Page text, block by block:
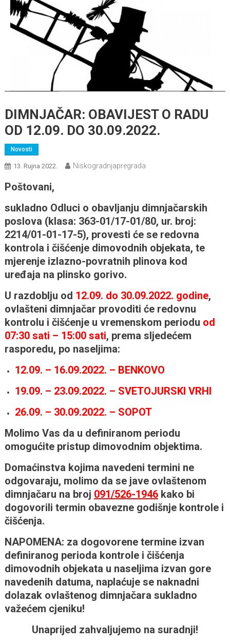
DIMNJAČAR: OBAVIJEST O RADU
OD 12.09. DO 30.09.2022.
Novosti
13. Rujna 2022. Niskogradnjapregrada
Poštovani,
sukladno Odluci o obavljanju dimnjačarskih
poslova (klasa: 363-01/17-01/80, ur. broj:
2214/01-01-17-5), provesti će se redovna
kontrola i čišćenje dimovodnih objekata, te
mjerenje izlazno-povratnih plinova kod
uređaja na plinsko gorivo.
U razdoblju od 12.09. do 30.09.2022. godine,
ovlašteni dimnjačar provoditi će redovnu
kontrolu i čišćenje u vremenskom periodu od
07:30 sati – 15:00 sati, prema sljedećem
rasporedu, po naseljima:
12.09. – 16.09.2022. – BENKOVO
19.09. – 23.09.2022. – SVETOJURSKI VRHI
26.09. – 30.09.2022. – SOPOT
Molimo Vas da u definiranom periodu
omogućite pristup dimovodnim objektima.
Domaćinstva kojima navedeni termini ne
odgovaraju, molimo da se jave ovlaštenom
dimnjačaru na broj 091/526-1946kako bi
dogovorili termin obavezne godišnje kontrole i
čišćenja.
NAPOMENA: za dogovorene termine izvan
definiranog perioda kontrole i čišćenja
dimovodnih objekata u naseljima izvan gore
navedenih datuma, naplaćuje se naknadni
dolazak ovlaštenog dimnjačara sukladno
važećem cjeniku!
Unaprijed zahvaljujemo na suradnji!